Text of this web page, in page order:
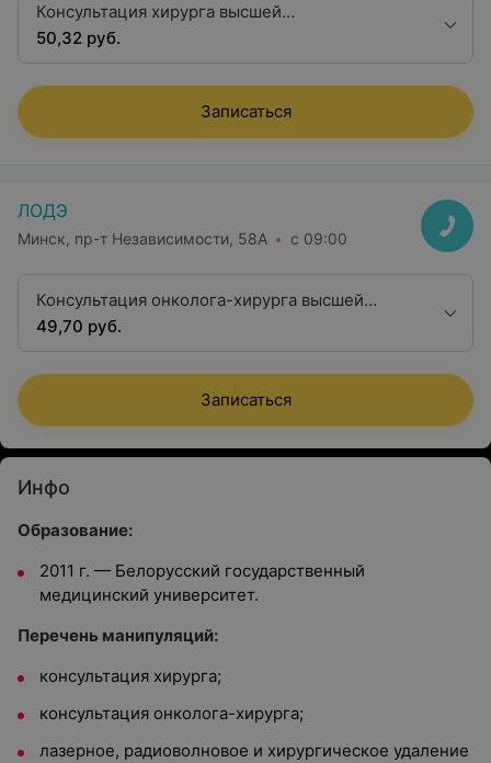
Консультация хирурга высшей
квалификационной категории
50,32 руб.
Записаться
ЛОДЭ
Минск, пр-т Независимости, 58А с 09:00
Консультация онколога-хирурга высшей
квалификационной категории
49,70 руб.
Записаться
Инфо
Образование:
2011 г. — Белорусский государственный
медицинский университет.
Перечень манипуляций:
консультация хирурга;
консультация онколога-хирурга;
лазерное, радиоволновое и хирургическое удаление